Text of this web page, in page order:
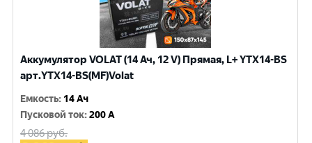
Аккумулятор VOLAT (14 Ач, 12 V) Прямая, L+ YTX14-BS
арт.YTX14-BS(MF)Volat
Емкость: 14 Ач
Пусковой ток:200 A
4 086руб.